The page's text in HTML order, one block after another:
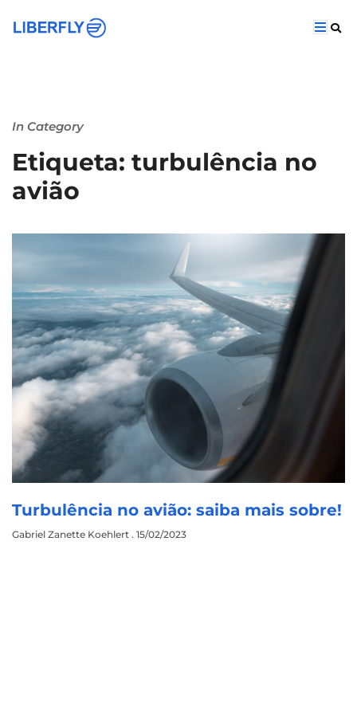
In Category
Etiqueta: turbulência no
avião
Turbulência no avião: saiba mais sobre!
Gabriel Zanette Koehlert 15/02/2023